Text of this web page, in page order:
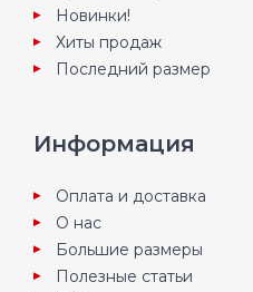
Новинки!
Хиты продаж
Последний размер
Информация
Оплата и доставка
О нас
Большие размеры
Полезные статьи